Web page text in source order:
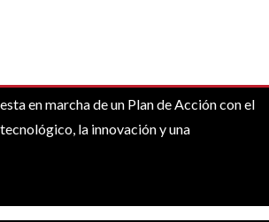
en marcha de un Plan de Acción con el
la innovación y una